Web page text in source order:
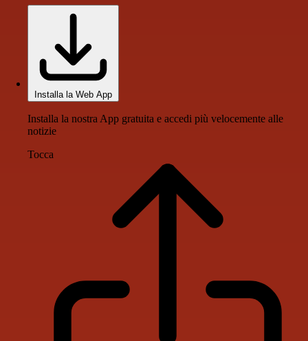
Installa la Web App
Installa la nostra App gratuita e accedi più velocemente alle
notizie
Tocca